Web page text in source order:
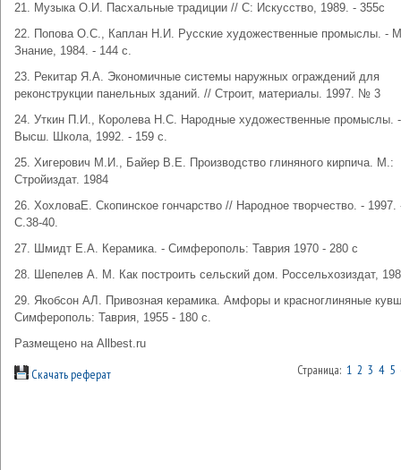
21. Музыка О.И. Пасхальные традиции // С: Искусство, 1989. - 355с
22. Попова О.С., Каплан Н.И. Русские художественные промыслы. -
Знание, 1984. - 144 с.
23. Рекитар Я.А. Экономичные системы наружных ограждений для
реконструкции панельных зданий. // Строит, материалы. 1997. № 3
24. Уткин П.И., Королева Н.С. Народные художественные промыслы.
Высш. Школа, 1992. - 159 с.
25. Хигерович М.И., Байер В.Е. Производство глиняного кирпича. М.:
Стройиздат. 1984
26. ХохловаЕ. Скопинское гончарство // Народное творчество. -
С.38-40.
27. Шмидт Е.А. Керамика. - Симферополь: Таврия 1970 - 280 с
28. Шепелев A. M. Как построить сельский дом. Россельхозиздат,
29. Якобсон АЛ. Привозная керамика. Амфоры и красноглиняные
Симферополь: Таврия, 1955 - 180 с.
Размещено на Allbest.ru
Скачать реферат Страница: 1 2 3 4 5